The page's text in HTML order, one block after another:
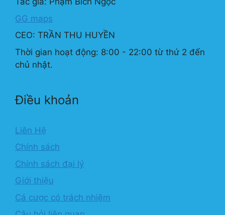
GG maps
CEO: TRẦN THU HUYỀN
Thời gian hoạt động: 8:00 - 22:00 từ thứ 2 đến
chủ nhật.
Điều khoản
Liên Hệ
Chính sách
Chính sách đại lý
Giới thiệu
Cá cược có trách nhiệm